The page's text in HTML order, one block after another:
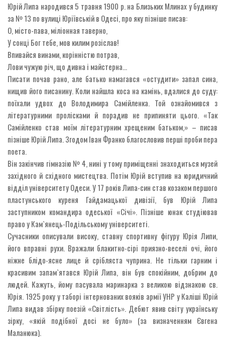
Юрій Липа народився 5 травня 1900 р. на Близьких Млинах у будинку
за № 13 по вулиці Юріївській в Одесі, про яку пізніше писав:
О, місто-пава, міліонная таверно,
У сонці Бог тебе, мов килим розіслав!
Впивайся винами, корінністю потрав,
Лови чужую річ, що дивна і майстерна…
Писати почав рано, але батько намагався «остудити» запал сина,
нищив його писанину. Коли найшла коса на камінь, вдалися до суду:
поїхали удвох до Володимира Самійленка. Той ознайомився з
літературними пролісками й порадив не припиняти цього. «Так
Самійленко став моїм літературним хрещеним батьком,» – писав
пізніше Юрій Липа. Згодом Іван Франко благословив перші проби пера
поета.
Він закінчив гімназію № 4, нині у тому приміщенні знаходиться музей
західного й східного мистецтва. Потім Юрій вступив на юридичний
відділ університету Одеси. У 17 років Липа-син став козаком першого
пластунського куреня Гайдамацької дивізії, був Юрій Липа
заступником командира одеської «Січі». Пізніше юнак студіював
право у Кам`янець-Подільському університеті.
Сучасники описували високу, ставну спортивну фігуру Юрія Липи,
його вправні рухи. Вражали блакитно-сірі приязно-веселі очі, його
ніжне блідо-ясне лице й срібляста чуприна. Не тільки гарним і
красивим запам`ятався Юрій Липа, він був спокійним, добрим до
людей. Кажуть, йому пасувала маринарка з великою відзнакою св.
Юрія. 1925 року у таборі інтернованих вояків армії УНР у Каліші Юрій
Липа видав збірку поезій «Світлість». Дебют явив світу українську
зірку, «якій подібної досі не було» (за визначенням Євгена
Маланюка).